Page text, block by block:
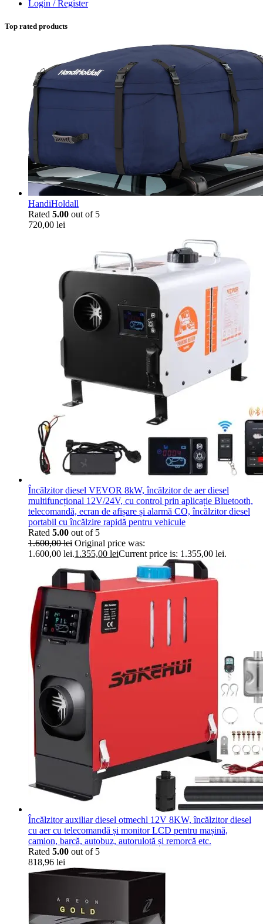
Login / Register
Top rated products
HandiHoldall
Rated 5.00 out of 5
720,00 lei
Încălzitor diesel VEVOR 8kW, încălzitor de aer diesel
multifuncțional 12V/24V, cu control prin aplicație Bluetooth,
telecomandă, ecran de afișare și alarmă CO, încălzitor diesel
portabil cu încălzire rapidă pentru vehicule
Rated 5.00 out of 5
1.600,00lei Original price was:
1.600,00 lei.1.355,00 leiCurrent price is: 1.355,00 lei.
Încălzitor auxiliar diesel otmechl 12V 8KW, încălzitor diesel
cu aer cu telecomandă și monitor LCD pentru mașină,
camion, barcă, autobuz, autorulotă și remorcă etc.
Rated 5.00 out of 5
818,96 lei